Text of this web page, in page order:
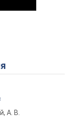
А. В.